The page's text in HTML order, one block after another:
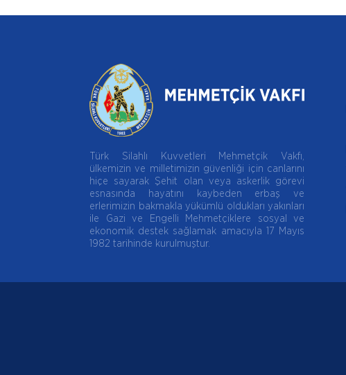
Türk Silahlı Kuvvetleri Mehmetçik Vakfı,
ülkemizin ve milletimizin güvenliği için canlarını
hiçe sayarak Şehit olan veya askerlik görevi
esnasında hayatını kaybeden erbaş ve
erlerimizin bakmakla yükümlü oldukları yakınları
ile Gazi ve Engelli Mehmetçiklere sosyal ve
ekonomik destek sağlamak amacıyla 17 Mayıs
1982 tarihinde kurulmuştur.